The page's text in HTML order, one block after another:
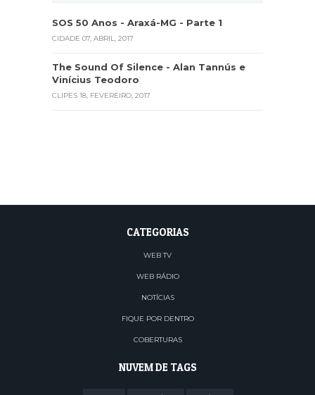
SOS 50 Anos - Araxá-MG - Parte 1
CIDADE 07, ABRIL, 2017
The Sound Of Silence - Alan Tannús e
Vinícius Teodoro
CLIPES 18, FEVEREIRO, 2017
CATEGORIAS
WEB TV
WEB RÁDIO
NOTÍCIAS
FIQUE POR DENTRO
COBERTURAS
NUVEM DE TAGS